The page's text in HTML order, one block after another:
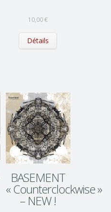
10,00€
Détails
BASEMENT
« Counterclockwise »
– NEW !